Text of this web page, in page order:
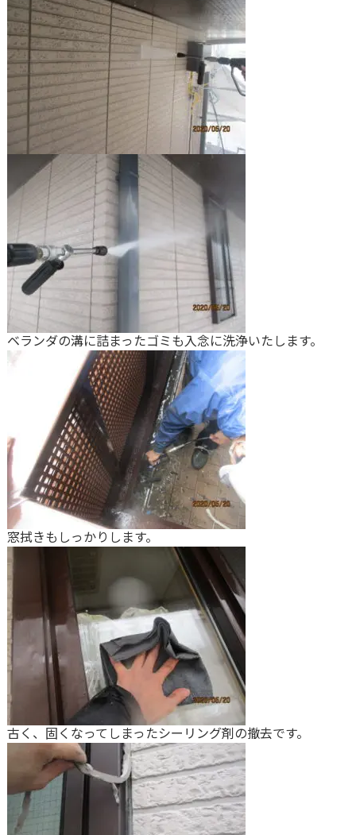
ベランダの溝に詰まったゴミも入念に洗浄いたします。
窓拭きもしっかりします。
古く、固くなってしまったシーリング剤の撤去です。